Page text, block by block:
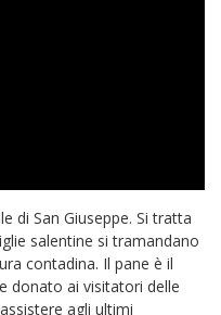
di San Giuseppe. Si tratta
salentine si tramandano
contadina. Il pane è il
donato ai visitatori delle
agli ultimi